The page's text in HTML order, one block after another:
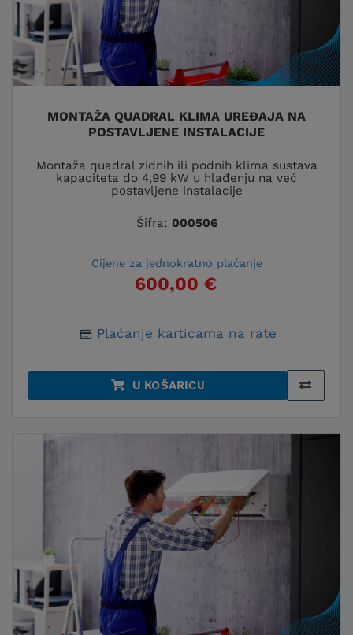
MONTAŽA QUADRAL KLIMA UREĐAJA NA
POSTAVLJENE INSTALACIJE
Montaža quadral zidnih ili podnih klima sustava
kapaciteta do 4,99 kW u hlađenju na već
postavljene instalacije
Šifra: 000506
Cijene za jednokratno plaćanje
600,00 €
Plaćanje karticama na rate
U KOŠARICU